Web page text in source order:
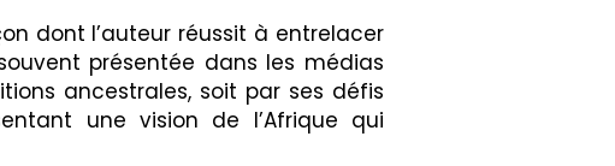
dont l’auteur réussit à entrelacer
présentée dans les médias
ancestrales, soit par ses défis
une vision de l’Afrique qui